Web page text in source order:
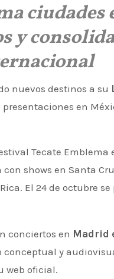
y
nuevos destinos a su
en
Tecate Emblema
shows en Santa
El 24 de octubre
conciertos en Madrid
conceptual y
web oficial.